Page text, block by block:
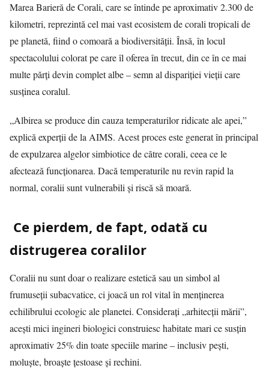
Marea Barieră de Corali, care se întinde pe aproximativ 2.300 de
kilometri, reprezintă cel mai vast ecosistem de corali tropicali de
pe planetă, fiind o comoară a biodiversității. Însă, în locul
spectacolului colorat pe care îl oferea în trecut, din ce în ce mai
multe părți devin complet albe – semn al dispariției vieții care
susținea coralul.
„Albirea se produce din cauza temperaturilor ridicate ale apei,”
explică experții de la AIMS. Acest proces este generat în principal
de expulzarea algelor simbiotice de către corali, ceea ce le
afectează funcționarea. Dacă temperaturile nu revin rapid la
normal, coralii sunt vulnerabili și riscă să moară.
Ce pierdem, de fapt, odată cu
distrugerea coralilor
Coralii nu sunt doar o realizare estetică sau un simbol al
frumuseții subacvatice, ci joacă un rol vital în menținerea
echilibrului ecologic ale planetei. Considerați „arhitecții mării”,
acești mici ingineri biologici construiesc habitate mari ce susțin
aproximativ 25% din toate speciile marine – inclusiv pești,
moluște, broaște țestoase și rechini.